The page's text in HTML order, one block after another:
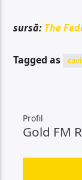
sursă: The
Tagged as
Profil
Gold FM